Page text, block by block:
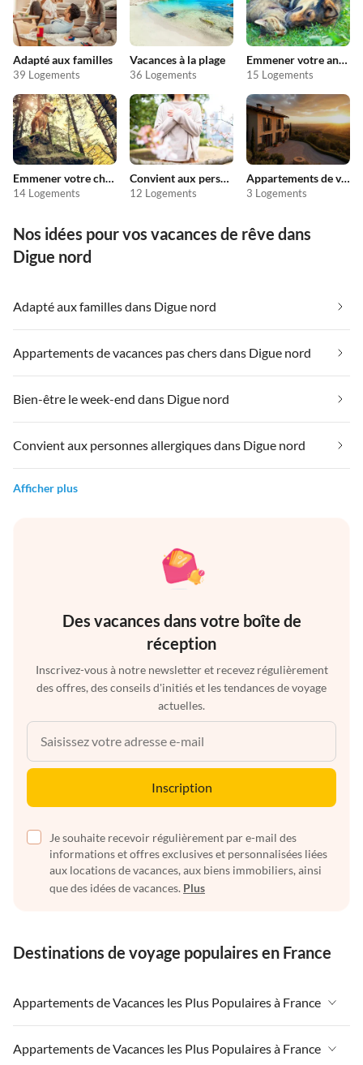
Adapté aux familles
39 Logements
Vacances à la plage
36 Logements
Emmener votre animal en vacances
15 Logements
Emmener votre chien en vacances
14 Logements
Convient aux personnes allergiques
12 Logements
Appartements de vacances pas chers
3 Logements
Nos idées pour vos vacances de rêve dans
Digue nord
Adapté aux familles dans Digue nord
Appartements de vacances pas chers dans Digue nord
Bien-être le week-end dans Digue nord
Convient aux personnes allergiques dans Digue nord
Afficher plus
Des vacances dans votre boîte de
réception
Inscrivez-vous à notre newsletter et recevez régulièrement
des offres, des conseils d'initiés et les tendances de voyage
actuelles.
Inscription
Je souhaite recevoir régulièrement par e-mail des
informations et offres exclusives et personnalisées liées
aux locations de vacances, aux biens immobiliers, ainsi
que des idées de vacances. Plus
Destinations de voyage populaires en France
Appartements de Vacances les Plus Populaires à France
Appartements de Vacances à France
Appartements de Vacances les Plus Populaires à France